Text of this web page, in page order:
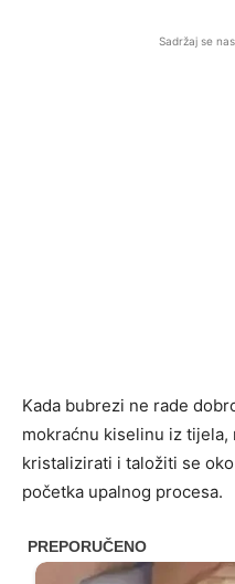
Sadržaj se
Kada bubrezi ne rade
mokraćnu kiselinu iz tijela,
kristalizirati i taložiti se
početka upalnog procesa.